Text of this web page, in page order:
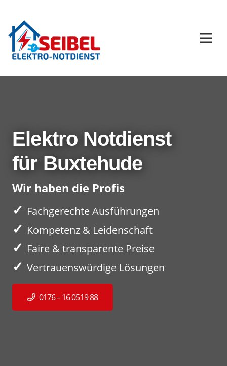
Elektro Notdienst
für Buxtehude
Wir haben die Profis
✓ Fachgerechte Ausführungen
✓ Kompetenz & Leidenschaft
✓ Faire & transparente Preise
✓ Vertrauenswürdige Lösungen
0176 – 16 0519 88